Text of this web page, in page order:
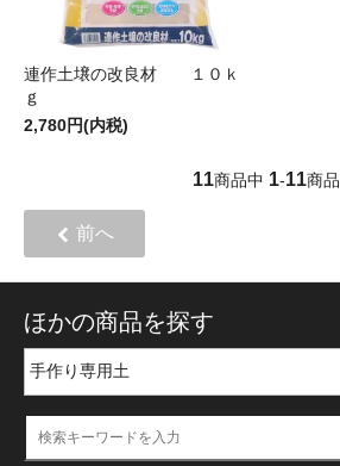
連作土壌の改良材 １０ｋ
ｇ
2,780円(内税)
11商品中 1-11商品
前へ
ほかの商品を探す